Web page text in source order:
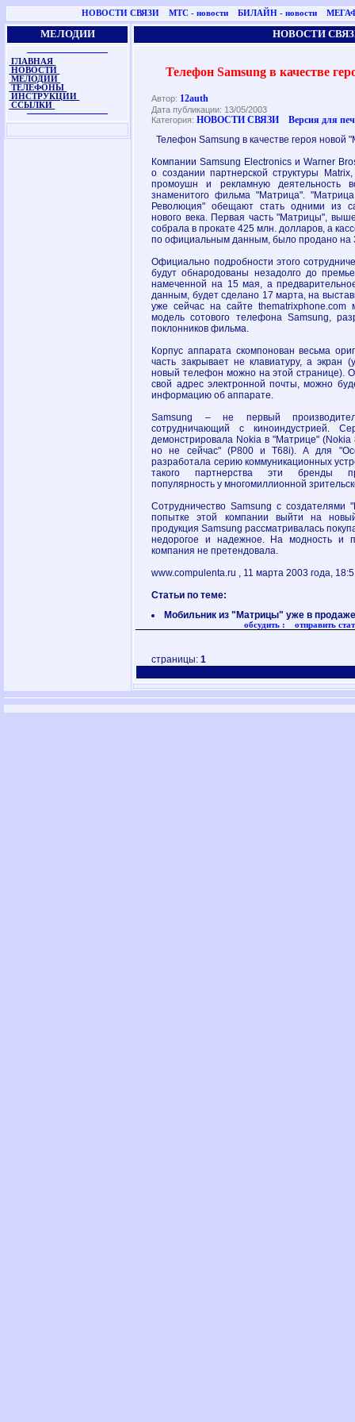
НОВОСТИ СВЯЗИ МТС - новости БИЛАЙН - новости
МЕЛОДИИ
ГЛАВНАЯ
НОВОСТИ
МЕЛОДИИ
ТЕЛЕФОНЫ
ИНСТРУКЦИИ
ССЫЛКИ
НОВОСТИ
Телефон Samsung в качестве
Автор: 12auth
Дата публикации: 13/05/2003
Категория:НОВОСТИ СВЯЗИ
Версия для
Телефон Samsung в качестве героя новой
Компании Samsung Electronics и Warner
о создании партнерской структуры
промоушн и рекламную деятельность
знаменитого фильма "Матрица".
Революция" обещают стать одними из
нового века. Первая часть "Матрицы",
собрала в прокате 425 млн. долларов, а
по официальным данным, было продано
Официально подробности этого
будут обнародованы незадолго до
намеченной на 15 мая, а
данным, будет сделано 17 марта, на
уже сейчас на сайте thematrixphone.com
модель сотового телефона Samsung,
поклонников фильма.
Корпус аппарата скомпонован весьма
часть закрывает не клавиатуру, а экран
новый телефон можно на этой странице).
свой адрес электронной почты, можно
информацию об аппарате.
Samsung – не первый
сотрудничающий с киноиндустрией.
демонстрировала Nokia в "Матрице"
но не сейчас" (P800 и T68i). А для
разработала серию коммуникационных
такого партнерства эти бренды
популярность у многомиллионной
Сотрудничество Samsung с создателями
попытке этой компании выйти на
продукция Samsung рассматривалась
недорогое и надежное. На модность и
компания не претендовала.
www.compulenta.ru , 11 марта 2003 года,
Статьи по теме:
Мобильник из "Матрицы" уже в продаже
обсудить : отправить
страницы:1